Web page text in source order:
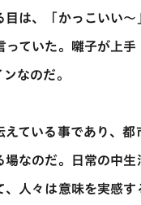
は、「かっこいい～
っていた。囃子が上手
なのだ。
ている事であり、都
場なのだ。日常の中生
人々は意味を実感す